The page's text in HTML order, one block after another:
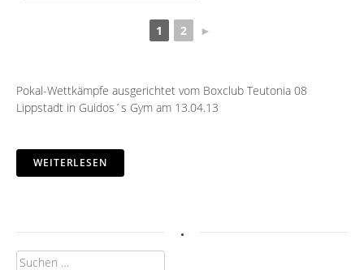
1 2 ►
Pokal-Wettkämpfe ausgerichtet vom Boxclub Teutonia 08
Lippstadt in Guidos´s Gym am 13.04.13
WEITERLESEN
.
Suchen